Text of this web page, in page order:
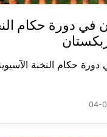
في دورة حكام
دورة حكام النخبة
04-